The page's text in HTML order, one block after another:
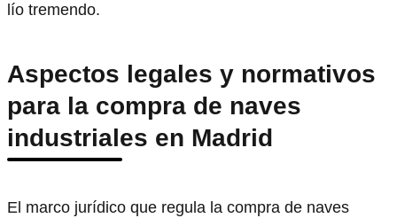
lío tremendo.
Aspectos legales y normativos
para la compra de naves
industriales en Madrid
El marco jurídico que regula la compra de naves